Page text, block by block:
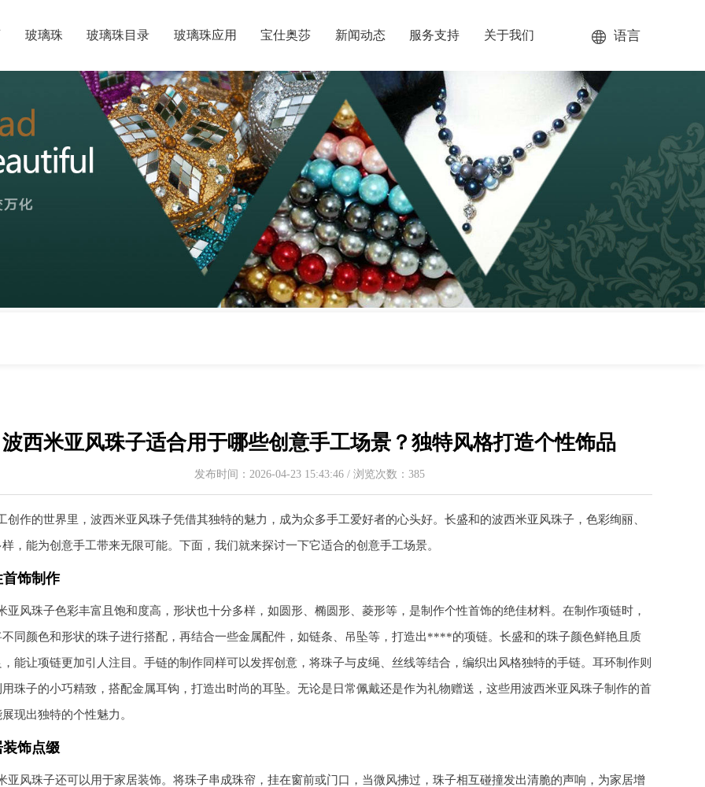
玻璃珠 玻璃珠目录 玻璃珠应用 宝仕奥莎 新闻动态 服务支持 关于我们 语言
波西米亚风珠子适合用于哪些创意手工场景？独特风格打造个性饰品
发布时间：2026-04-23 15:43:46 / 浏览次数：385
创作的世界里，波西米亚风珠子凭借其独特的魅力，成为众多手工爱好者的心头好。长盛和的波西米亚风珠子，色彩绚丽、
，能为创意手工带来无限可能。下面，我们就来探讨一下它适合的创意手工场景。
饰制作
亚风珠子色彩丰富且饱和度高，形状也十分多样，如圆形、椭圆形、菱形等，是制作个性首饰的绝佳材料。在制作项链时，
同颜色和形状的珠子进行搭配，再结合一些金属配件，如链条、吊坠等，打造出****的项链。长盛和的珠子颜色鲜艳且质
能让项链更加引人注目。手链的制作同样可以发挥创意，将珠子与皮绳、丝线等结合，编织出风格独特的手链。耳环制作则
珠子的小巧精致，搭配金属耳钩，打造出时尚的耳坠。无论是日常佩戴还是作为礼物赠送，这些用波西米亚风珠子制作的首
现出独特的个性魅力。
饰点缀
亚风珠子还可以用于家居装饰。将珠子串成珠帘，挂在窗前或门口，当微风拂过，珠子相互碰撞发出清脆的声响，为家居增